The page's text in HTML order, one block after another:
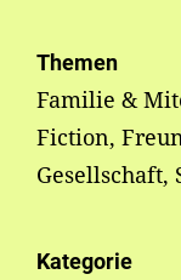
Themen
Familie &
Fiction,
Gesellschaft,
Kategorie